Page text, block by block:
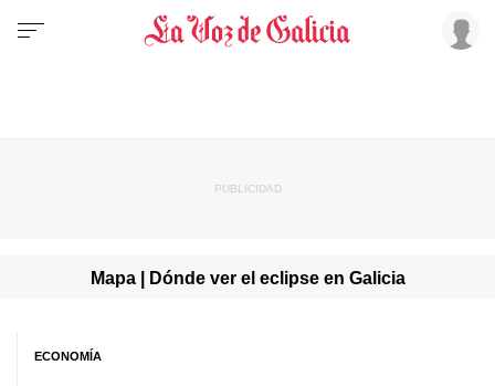
Mapa | Dónde ver el eclipse en Galicia
ECONOMÍA